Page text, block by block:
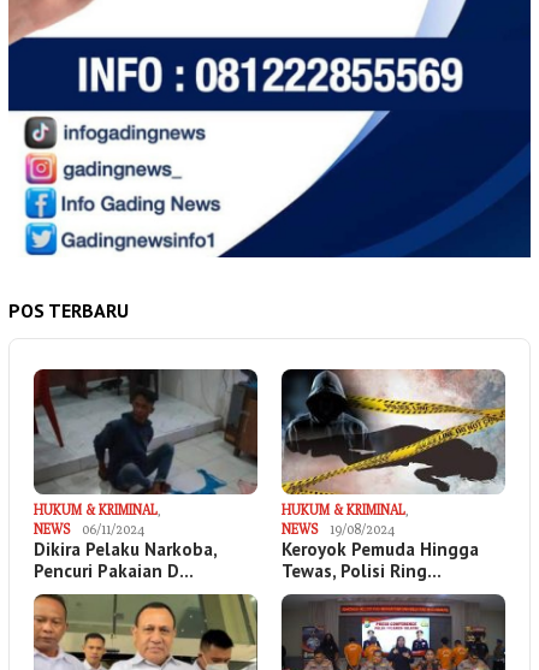
POS TERBARU
HUKUM & KRIMINAL
NEWS
06/11/2024
Dikira Pelaku Narkoba,
Pencuri Pakaian D…
HUKUM & KRIMINAL
NEWS
19/08/2024
Keroyok Pemuda Hingga
Tewas, Polisi Ring…